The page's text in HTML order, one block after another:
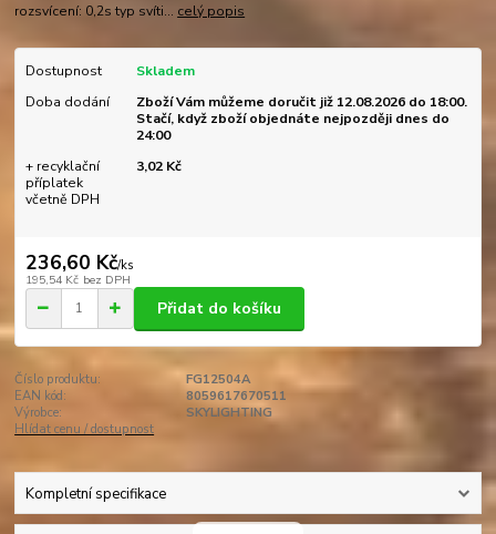
rozsvícení: 0,2s typ svíti... celý popis
Dostupnost
Skladem
Doba dodání
Zboží Vám můžeme doručit již 12.08.2026 do 18:00.
Stačí, když zboží objednáte nejpozději dnes do
24:00
+ recyklační
příplatek
včetně DPH
3,02 Kč
236,60 Kč/ks
195,54 Kč bez DPH
Přidat do košíku
Číslo produktu:
FG12504A
EAN kód:
8059617670511
Výrobce:
SKYLIGHTING
Hlídat cenu / dostupnost
Kompletní specifikace